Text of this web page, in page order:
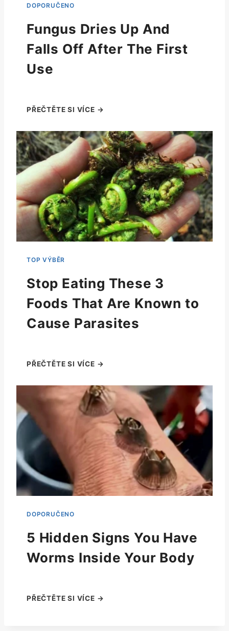
Fungus Dries Up And
Falls Off After The First
Use
Stop Eating These 3
Foods That Are Known to
Cause Parasites
5 Hidden Signs You Have
Worms Inside Your Body